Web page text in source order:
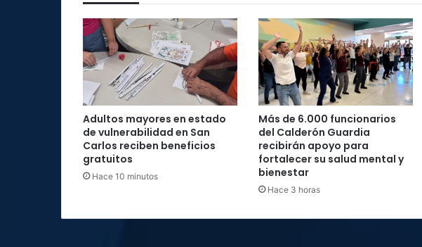
Adultos mayores en estado
de vulnerabilidad en San
Carlos reciben beneficios
gratuitos
Hace 10 minutos
Más de 6.000 funcionarios
del Calderón Guardia
recibirán apoyo para
fortalecer su salud mental y
bienestar
Hace 3 horas